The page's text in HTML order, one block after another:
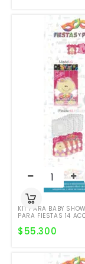
KIT PARA BABY
PARA FIESTAS 14
$55.300